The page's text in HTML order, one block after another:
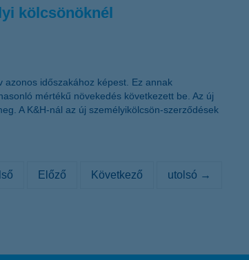
kölcsönöknél
időszakához képest. Ez annak
mértékű növekedés következett be. Az új
A K&H-nál az új személyikölcsön-szerződések
Előző Következő utolsó →